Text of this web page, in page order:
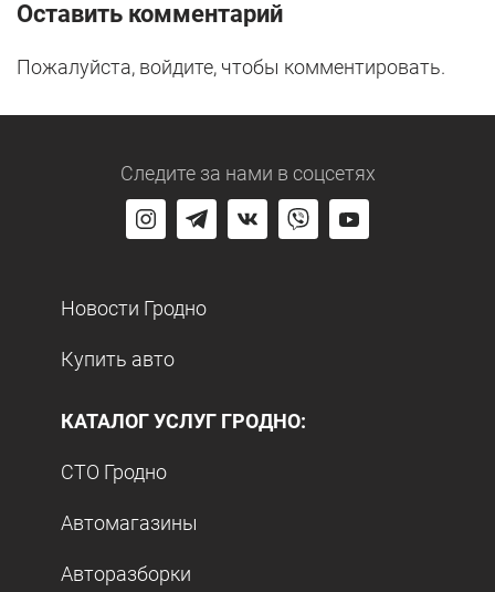
Оставить комментарий
Пожалуйста, войдите, чтобы комментировать.
Следите за нами в соцсетях
Новости Гродно
Купить авто
КАТАЛОГ УСЛУГ ГРОДНО:
СТО Гродно
Автомагазины
Авторазборки